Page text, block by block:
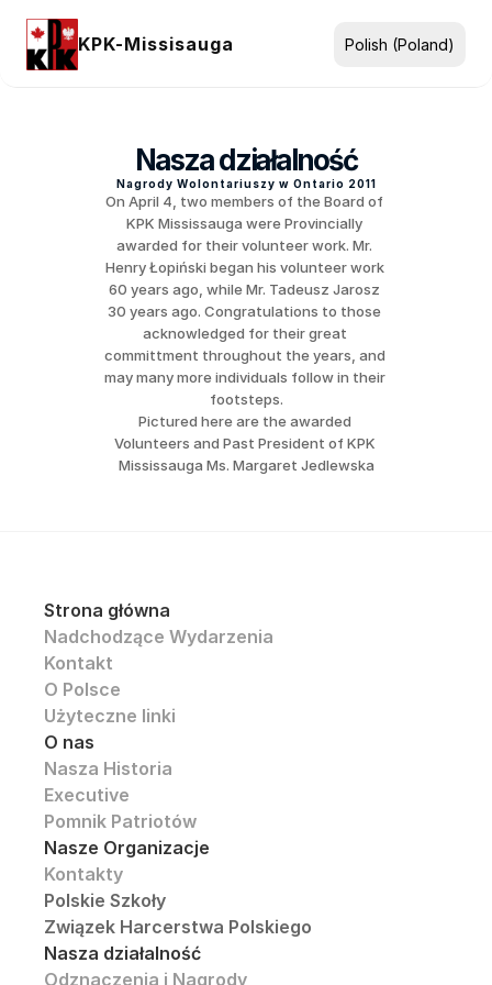
KPK-Missisauga Polish (Poland)
Nasza działalność
Nagrody Wolontariuszy w Ontario 2011
On April 4, two members of the Board of
KPK Mississauga were Provincially
awarded for their volunteer work. Mr.
Henry Łopiński began his volunteer work
60 years ago, while Mr. Tadeusz Jarosz
30 years ago. Congratulations to those
acknowledged for their great
committment throughout the years, and
may many more individuals follow in their
footsteps.
Pictured here are the awarded
Volunteers and Past President of KPK
Mississauga Ms. Margaret Jedlewska
Strona główna
Nadchodzące Wydarzenia
Kontakt
O Polsce
Użyteczne linki
O nas
Nasza Historia
Executive
Pomnik Patriotów
Nasze Organizacje
Kontakty
Polskie Szkoły
Związek Harcerstwa Polskiego
Nasza działalność
Odznaczenia i Nagrody